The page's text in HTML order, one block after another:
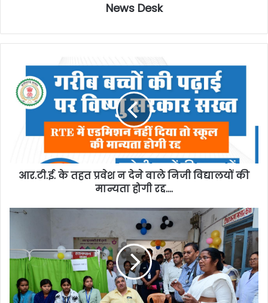
News Desk
आर.टी.ई. के तहत प्रवेश न देने वाले निजी विद्यालयों की
मान्यता होगी रद्द….